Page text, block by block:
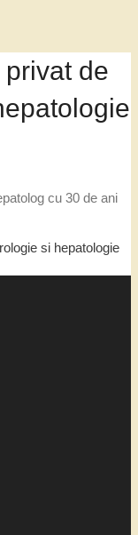
de
cu 30 de ani